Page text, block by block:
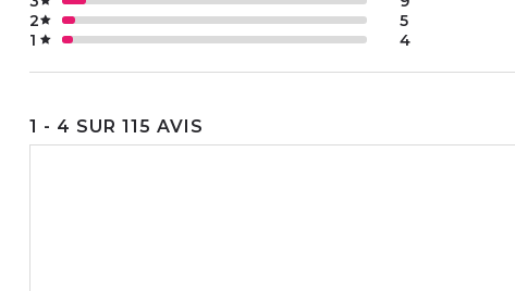
1 4
2 5
1 - 4 SUR 115 AVIS